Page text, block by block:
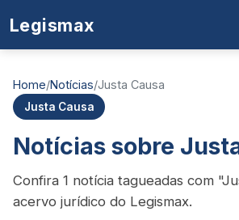
Legismax
Home/Notícias/Justa Causa
Justa Causa
Notícias sobre
Confira 1 notícia tagueadas com
acervo jurídico do Legismax.